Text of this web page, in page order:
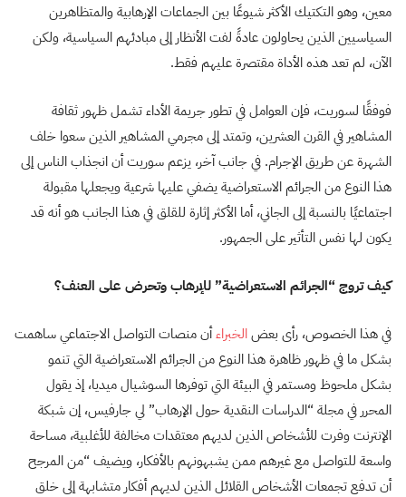
معين، وهو التكتيك الأكثر شيوعًا بين الجماعات الإرهابية والمتظاهرين
السياسيين الذين يحاولون عادةً لفت الأنظار إلى مبادئهم السياسية، ولكن
الآن، لم تعد هذه الأداة مقتصرة عليهم فقط.
فوفقًا لسوريت، فإن العوامل في تطور جريمة الأداء تشمل ظهور ثقافة
المشاهير في القرن العشرين، وتمتد إلى مجرمي المشاهير الذين سعوا خلف
الشهرة عن طريق الإجرام. في جانب آخر، يزعم سوريت أن انجذاب الناس إلى
هذا النوع من الجرائم الاستعراضية يضفي عليها شرعية ويجعلها مقبولة
اجتماعيًا بالنسبة إلى الجاني، أما الأكثر إثارة للقلق في هذا الجانب هو أنه قد
يكون لها نفس التأثير على الجمهور.
كيف تروج “الجرائم الاستعراضية” للإرهاب وتحرض على العنف؟
في هذا الخصوص، رأى بعضالخبراءأن منصات التواصل الاجتماعي ساهمت
بشكل ما في ظهور ظاهرة هذا النوع من الجرائم الاستعراضية التي تنمو
بشكل ملحوظ ومستمر في البيئة التي توفرها السوشيال ميديا، إذ يقول
المحرر في مجلة “الدراسات النقدية حول الإرهاب” لي جارفيس، إن شبكة
الإنترنت وفرت للأشخاص الذين لديهم معتقدات مخالفة للأغلبية، مساحة
واسعة للتواصل مع غيرهم ممن يشبهونهم بالأفكار، ويضيف “من المرجح
أن تدفع تجمعات الأشخاص القلائل الذين لديهم أفكار متشابهة إلى خلق